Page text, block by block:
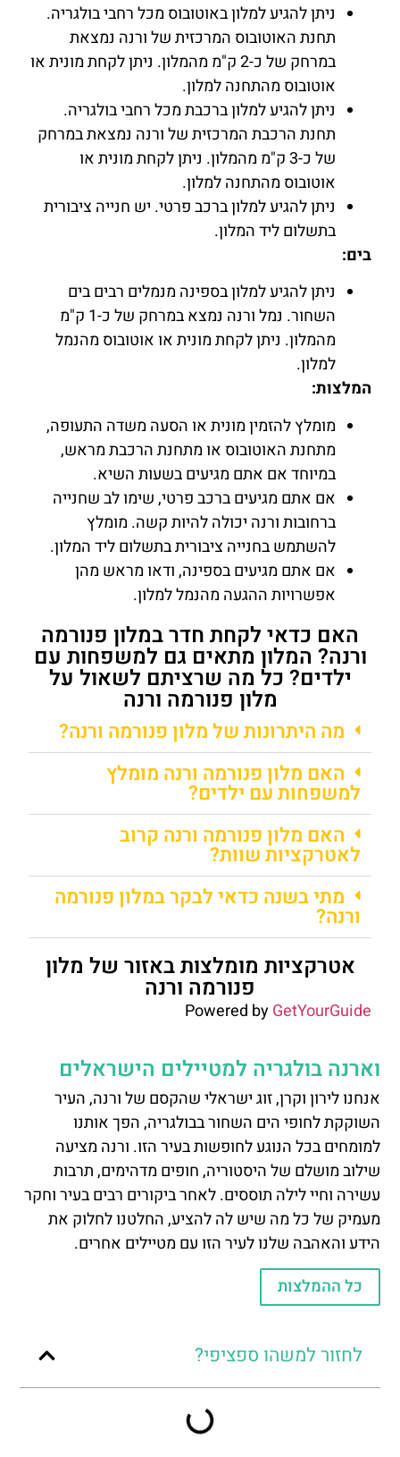
ניתן להגיע למלון באוטובוס מכל רחבי בולגריה.
תחנת האוטובוס המרכזית של ורנה נמצאת
במרחק של כ-2 ק"מ מהמלון. ניתן לקחת מונית או
אוטובוס מהתחנה למלון.
ניתן להגיע למלון ברכבת מכל רחבי בולגריה.
תחנת הרכבת המרכזית של ורנה נמצאת במרחק
של כ-3 ק"מ מהמלון. ניתן לקחת מונית או
אוטובוס מהתחנה למלון.
ניתן להגיע למלון ברכב פרטי. יש חנייה ציבורית
בתשלום ליד המלון.
בים:
ניתן להגיע למלון בספינה מנמלים רבים בים
השחור. נמל ורנה נמצא במרחק של כ-1 ק"מ
מהמלון. ניתן לקחת מונית או אוטובוס מהנמל
למלון.
המלצות:
מומלץ להזמין מונית או הסעה משדה התעופה,
מתחנת האוטובוס או מתחנת הרכבת מראש,
במיוחד אם אתם מגיעים בשעות השיא.
אם אתם מגיעים ברכב פרטי, שימו לב שחנייה
ברחובות ורנה יכולה להיות קשה. מומלץ
להשתמש בחנייה ציבורית בתשלום ליד המלון.
אם אתם מגיעים בספינה, ודאו מראש מהן
אפשרויות ההגעה מהנמל למלון.
האם כדאי לקחת חדר במלון פנורמה
ורנה? המלון מתאים גם למשפחות עם
ילדים? כל מה שרציתם לשאול על
מלון פנורמה ורנה
מה היתרונות של מלון פנורמה ורנה?
האם מלון פנורמה ורנה מומלץ
למשפחות עם ילדים?
האם מלון פנורמה ורנה קרוב
לאטרקציות שוות?
מתי בשנה כדאי לבקר במלון פנורמה
ורנה?
אטרקציות מומלצות באזור של מלון
פנורמה ורנה
Powered byGetYourGuide
וארנה בולגריה למטיילים הישראלים
אנחנו לירון וקרן, זוג ישראלי שהקסם של ורנה, העיר
השוקקת לחופי הים השחור בבולגריה, הפך אותנו
למומחים בכל הנוגע לחופשות בעיר הזו. ורנה מציעה
שילוב מושלם של היסטוריה, חופים מדהימים, תרבות
עשירה וחיי לילה תוססים. לאחר ביקורים רבים בעיר וחקר
מעמיק של כל מה שיש לה להציע, החלטנו לחלוק את
הידע והאהבה שלנו לעיר הזו עם מטיילים אחרים.
כל ההמלצות
לחזור למשהו ספציפי?